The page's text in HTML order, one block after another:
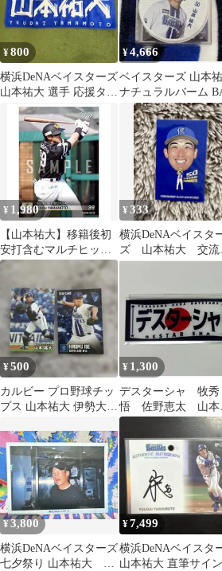
¥800
横浜DeNAベイスターズ
山本祐大 選手 応援タオ
¥4,666
ベイスターズ 山本
ナチュラルバーム
BLUEの香り 保湿バ
¥ 1,980
【山本祐大】移籍後初
安打含むマルチヒット
（26.5.16）
¥333
横浜DeNAベイスタ
ズ 山本祐大 交流
ステッカー
¥500
カルビー プロ野球チッ
プス 山本祐大 伊勢大夢
¥ 1,300
デスターシャ 牧秀
悟 佐野恵太 山本
大 WBC 日本代表
クリルステッカー
¥3,800
横浜DeNAベイスターズ
七夕祭り 山本祐大 直
¥7,499
横浜DeNAベイスタ
山本祐大 直筆サイン